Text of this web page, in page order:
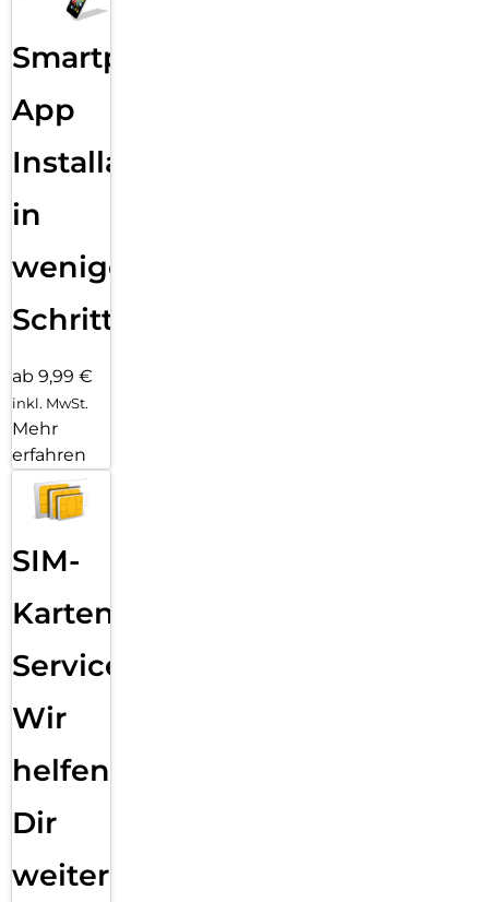
Smartphone
App
Installation
in
wenigen
Schritten
ab 9,99 €
inkl. MwSt.
Mehr
erfahren
SIM-
Karten
Service:
Wir
helfen
Dir
weiter